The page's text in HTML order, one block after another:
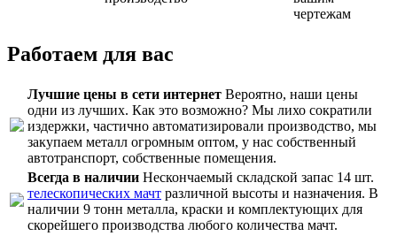
чертежам
Работаем для вас
Лучшие цены в сети интернет Вероятно, наши цены
одни из лучших. Как это возможно? Мы лихо сократили
издержки, частично автоматизировали производство, мы
закупаем металл огромным оптом, у нас собственный
автотранспорт, собственные помещения.
Всегда в наличии Нескончаемый складской запас 14 шт.
телескопических мачт различной высоты и назначения. В
наличии 9 тонн металла, краски и комплектующих для
скорейшего производства любого количества мачт.